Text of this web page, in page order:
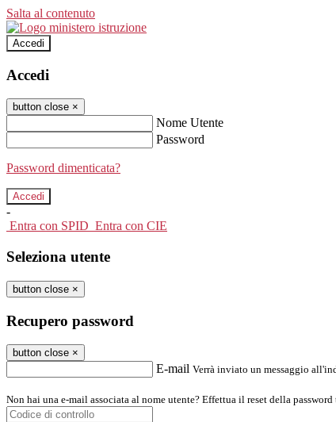
Salta al contenuto
Accedi
Accedi
button close ×
Nome Utente
Password
Password dimenticata?
-
Entra con SPID Entra con CIE
Seleziona utente
button close ×
Recupero password
button close ×
E-mail Verrà inviato un messaggio
Non hai una e-mail associata al nome utente? Effettua il reset della